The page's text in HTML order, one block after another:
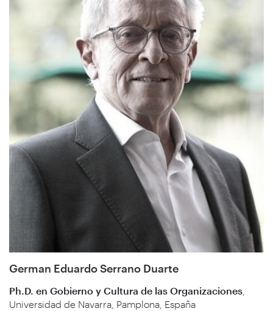
German Eduardo Serrano Duarte
Ph.D. en Gobierno y Cultura de las Organizaciones
Universidad de Navarra, Pamplona, España